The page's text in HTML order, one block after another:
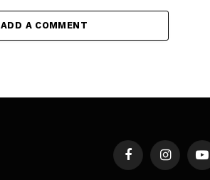
ADD A COMMENT
FacebookInstagram